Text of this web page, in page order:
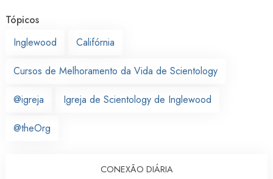
Tópicos
Inglewood
Califórnia
Cursos de Melhoramento da Vida de Scientology
@igreja Igreja de Scientology de Inglewood
@theOrg
CONEXÃO DIÁRIA